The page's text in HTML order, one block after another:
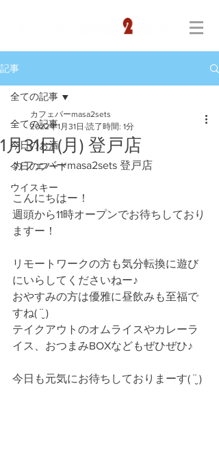
記事
全ての記事
今日のお酒
今日のフード
ウイスキー
全ての記事
1月31日(月) 登戸店
カフェバーmasa2sets
2022年1月31日 読了時間: 1分
カフェバーmasa2sets 登戸店
こんにちはー！
週頭から11時オープンでお待ちしており
ますー！
リモートワークの方も気分転換に遊び
にいらしてくださいねー♪
おやすみの方は優雅に昼飲みも至福で
すね( ¨̮ )
テイクアウトのオムライスやカレーラ
イス、おつまみBOXなどもぜひぜひ♪
今日も元気にお待ちしておりまーす( ¨̮ )